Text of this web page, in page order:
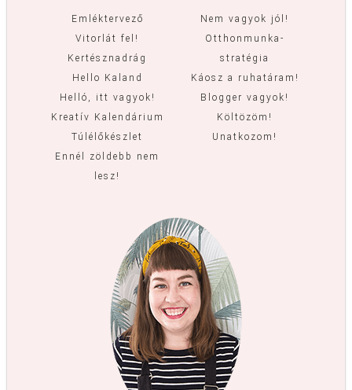
Emléktervező
Vitorlát fel!
Kertésznadrág
Hello Kaland
Helló, itt vagyok!
Kreatív Kalendárium
Túlélőkészlet
Ennél zöldebb nem
lesz!
Nem vagyok jól!
Otthonmunka-
stratégia
Káosz a ruhatáram!
Blogger vagyok!
Költözöm!
Unatkozom!